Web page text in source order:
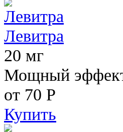
Левитра
20 мг
Мощный
от 70 Р
Купить